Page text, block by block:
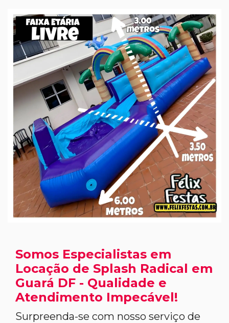
Somos Especialistas em
Locação de Splash Radical em
Guará DF - Qualidade e
Atendimento Impecável!
Surpreenda-se com nosso serviço de